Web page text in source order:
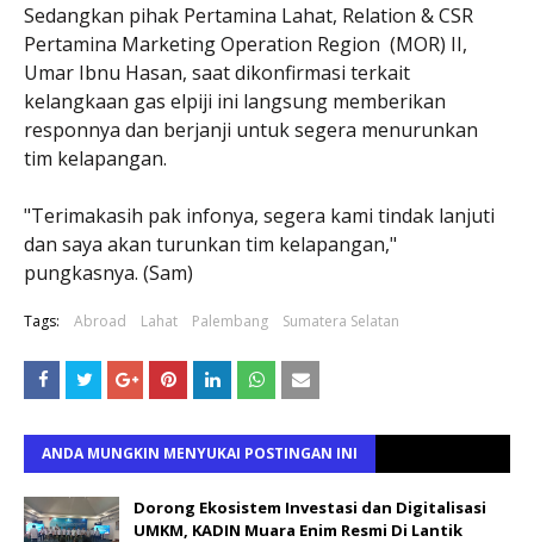
Sedangkan pihak Pertamina Lahat, Relation & CSR
Pertamina Marketing Operation Region (MOR) II,
Umar Ibnu Hasan, saat dikonfirmasi terkait
kelangkaan gas elpiji ini langsung memberikan
responnya dan berjanji untuk segera menurunkan
tim kelapangan.
"Terimakasih pak infonya, segera kami tindak lanjuti
dan saya akan turunkan tim kelapangan,"
pungkasnya. (Sam)
Tags: Abroad Lahat Palembang Sumatera Selatan
ANDA MUNGKIN MENYUKAI POSTINGAN INI
Dorong Ekosistem Investasi dan Digitalisasi
UMKM, KADIN Muara Enim Resmi Di Lantik